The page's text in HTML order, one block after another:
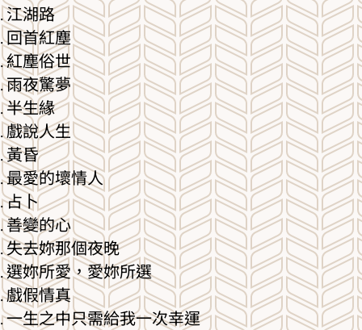
江湖路
回首紅塵
紅塵俗世
雨夜驚夢
半生緣
戲說人生
黃昏
最愛的壞情人
占卜
善變的心
失去妳那個夜晚
選妳所愛，愛妳所選
戲假情真
一生之中只需給我一次幸運